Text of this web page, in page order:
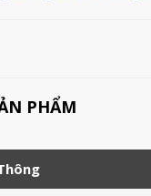
PHẨM